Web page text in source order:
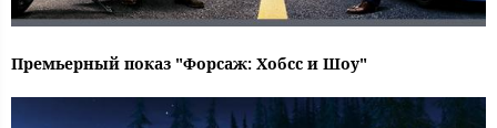
Премьерный показ "Форсаж: Хобсс и Шоу"